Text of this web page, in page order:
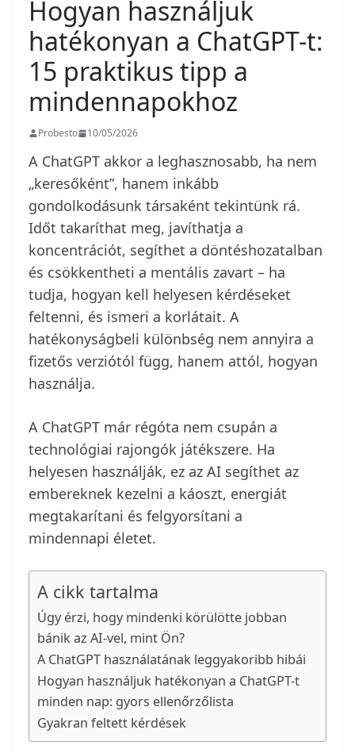
Hogyan használjuk
hatékonyan a ChatGPT-t:
15 praktikus tipp a
mindennapokhoz
Probesto 10/05/2026
A ChatGPT akkor a leghasznosabb, ha nem
„keresőként”, hanem inkább
gondolkodásunk társaként tekintünk rá.
Időt takaríthat meg, javíthatja a
koncentrációt, segíthet a döntéshozatalban
és csökkentheti a mentális zavart – ha
tudja, hogyan kell helyesen kérdéseket
feltenni, és ismeri a korlátait. A
hatékonyságbeli különbség nem annyira a
fizetős verziótól függ, hanem attól, hogyan
használja.
A ChatGPT már régóta nem csupán a
technológiai rajongók játékszere. Ha
helyesen használják, ez az AI segíthet az
embereknek kezelni a káoszt, energiát
megtakarítani és felgyorsítani a
mindennapi életet.
A cikk tartalma
Úgy érzi, hogy mindenki körülötte jobban
bánik az AI-vel, mint Ön?
A ChatGPT használatának leggyakoribb hibái
Hogyan használjuk hatékonyan a ChatGPT-t
minden nap: gyors ellenőrzőlista
Gyakran feltett kérdések